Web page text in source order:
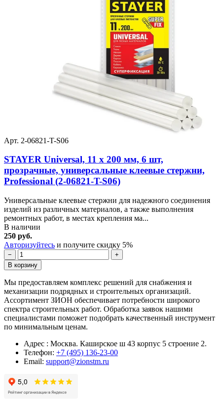
Арт. 2-06821-T-S06
STAYER Universal, 11 х 200 мм, 6 шт,
прозрачные, универсальные клеевые стержни,
Professional (2-06821-T-S06)
Универсальные клеевые стержни для надежного соединения
изделий из различных материалов, а также выполнения
ремонтных работ, в местах крепления ма...
В наличии
250 руб.
Авторизуйтесь и получите скидку 5%
−
+
В корзину
Мы предоставляем комплекс решений для снабжения и
механизации подрядных и строительных организаций.
Ассортимент ЗИОН обеспечивает потребности широкого
спектра строительных работ. Обработка заявок нашими
специалистами поможет подобрать качественный инструмент
по минимальным ценам.
Адрес : Москва. Каширское ш 43 корпус 5 строение 2.
Телефон: +7 (495) 136-23-00
Email: support@zionstm.ru